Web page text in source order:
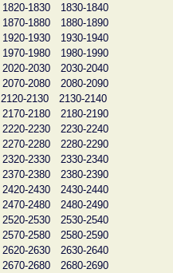
1820-1830
1830-1840
1870-1880
1880-1890
1920-1930
1930-1940
1970-1980
1980-1990
2020-2030
2030-2040
2070-2080
2080-2090
2120-2130
2130-2140
2170-2180
2180-2190
2220-2230
2230-2240
2270-2280
2280-2290
2320-2330
2330-2340
2370-2380
2380-2390
2420-2430
2430-2440
2470-2480
2480-2490
2520-2530
2530-2540
2570-2580
2580-2590
2620-2630
2630-2640
2670-2680
2680-2690